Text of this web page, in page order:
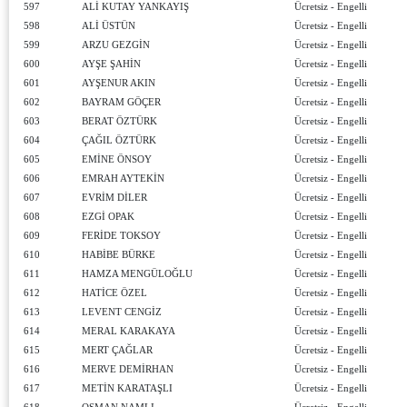
597
ALİ KUTAY YANKAYIŞ
Ücretsiz - Engelli
598
ALİ ÜSTÜN
Ücretsiz - Engelli
599
ARZU GEZGİN
Ücretsiz - Engelli
600
AYŞE ŞAHİN
Ücretsiz - Engelli
601
AYŞENUR AKIN
Ücretsiz - Engelli
602
BAYRAM GÖÇER
Ücretsiz - Engelli
603
BERAT ÖZTÜRK
Ücretsiz - Engelli
604
ÇAĞIL ÖZTÜRK
Ücretsiz - Engelli
605
EMİNE ÖNSOY
Ücretsiz - Engelli
606
EMRAH AYTEKİN
Ücretsiz - Engelli
607
EVRİM DİLER
Ücretsiz - Engelli
608
EZGİ OPAK
Ücretsiz - Engelli
609
FERİDE TOKSOY
Ücretsiz - Engelli
610
HABİBE BÜRKE
Ücretsiz - Engelli
611
HAMZA MENGÜLOĞLU
Ücretsiz - Engelli
612
HATİCE ÖZEL
Ücretsiz - Engelli
613
LEVENT CENGİZ
Ücretsiz - Engelli
614
MERAL KARAKAYA
Ücretsiz - Engelli
615
MERT ÇAĞLAR
Ücretsiz - Engelli
616
MERVE DEMİRHAN
Ücretsiz - Engelli
617
METİN KARATAŞLI
Ücretsiz - Engelli